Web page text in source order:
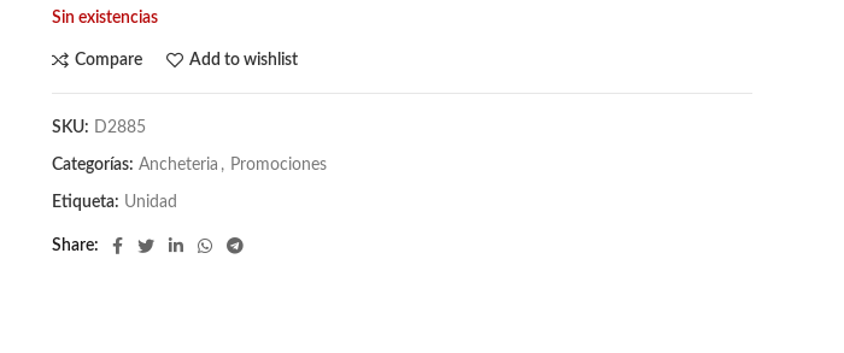
Sin existencias
Compare Add to wishlist
SKU: D2885
Categorías: Ancheteria , Promociones
Etiqueta: Unidad
Share